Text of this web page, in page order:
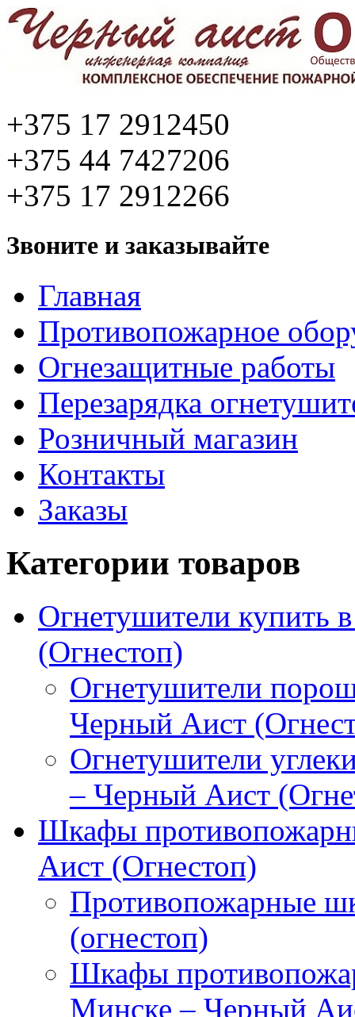
+375 17 2912450
+375 44 7427206
+375 17 2912266
Звоните и заказывайте
Главная
Противопожарное
Огнезащитные работы
Перезарядка
Розничный магазин
Контакты
Заказы
Категории товаров
Огнетушители
(Огнестоп)
Огнетушители
Черный Аист
Огнетушители
– Черный Аист
Шкафы
Аист (Огнестоп)
Противопожарные
(огнестоп)
Шкафы
Минске – Черный